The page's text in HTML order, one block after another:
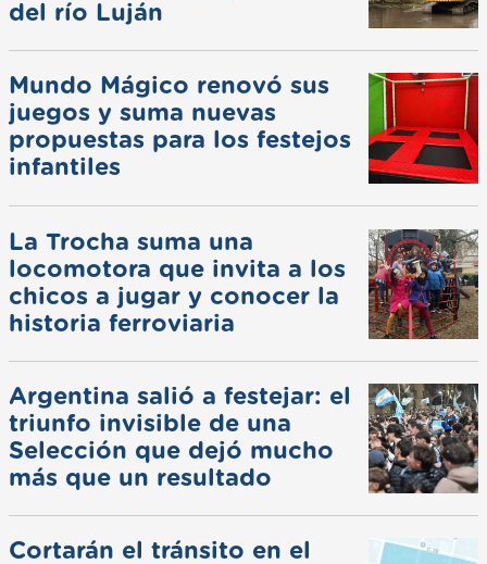
del río Luján
Mundo Mágico renovó sus
juegos y suma nuevas
propuestas para los festejos
infantiles
La Trocha suma una
locomotora que invita a los
chicos a jugar y conocer la
historia ferroviaria
Argentina salió a festejar: el
triunfo invisible de una
Selección que dejó mucho
más que un resultado
Cortarán el tránsito en el